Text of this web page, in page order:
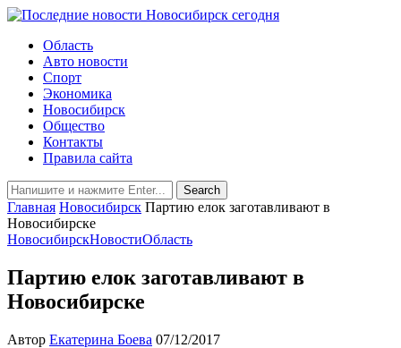
Область
Авто новости
Спорт
Экономика
Новосибирск
Общество
Контакты
Правила сайта
Главная Новосибирск Партию елок заготавливают в
Новосибирске
НовосибирскНовостиОбласть
Партию елок заготавливают в
Новосибирске
Автор Екатерина Боева 07/12/2017